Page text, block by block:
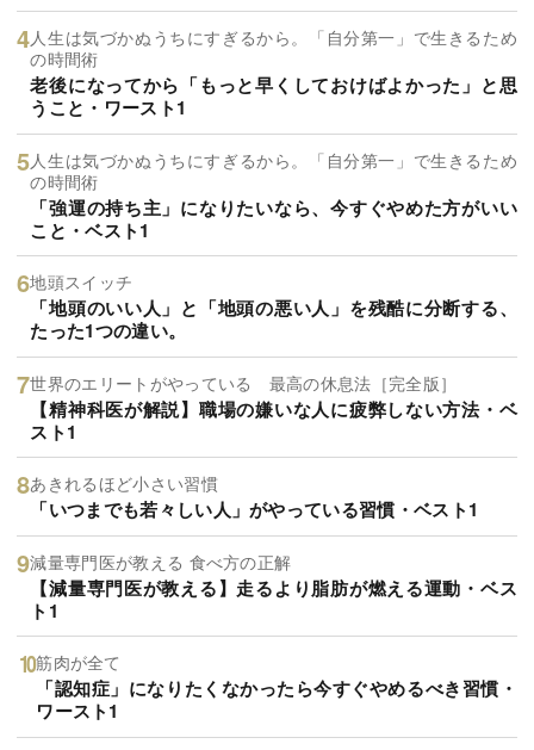
人生は気づかぬうちにすぎるから。「自分第一」で生きるため
の時間術
老後になってから「もっと早くしておけばよかった」と思
うこと・ワースト1
人生は気づかぬうちにすぎるから。「自分第一」で生きるため
の時間術
「強運の持ち主」になりたいなら、今すぐやめた方がいい
こと・ベスト1
地頭スイッチ
「地頭のいい人」と「地頭の悪い人」を残酷に分断する、
たった1つの違い。
世界のエリートがやっている 最高の休息法［完全版］
【精神科医が解説】職場の嫌いな人に疲弊しない方法・ベ
スト1
あきれるほど小さい習慣
「いつまでも若々しい人」がやっている習慣・ベスト1
減量専門医が教える 食べ方の正解
【減量専門医が教える】走るより脂肪が燃える運動・ベス
ト1
筋肉が全て
「認知症」になりたくなかったら今すぐやめるべき習慣・
ワースト1